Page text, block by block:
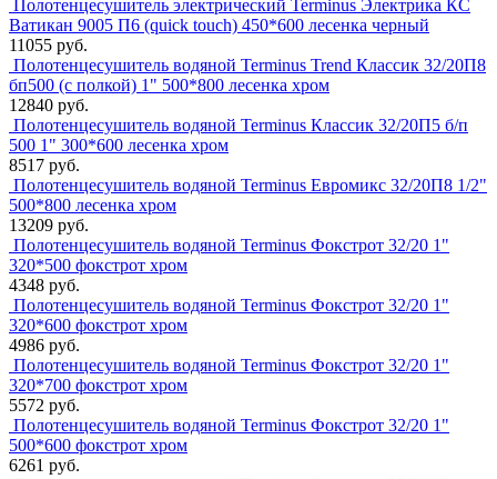
Полотенцесушитель электрический Terminus Электрика КС
Ватикан 9005 П6 (quick touch) 450*600 лесенка черный
11055 руб.
Полотенцесушитель водяной Terminus Trend Классик 32/20П8
бп500 (с полкой) 1" 500*800 лесенка хром
12840 руб.
Полотенцесушитель водяной Terminus Классик 32/20П5 б/п
500 1" 300*600 лесенка хром
8517 руб.
Полотенцесушитель водяной Terminus Евромикс 32/20П8 1/2"
500*800 лесенка хром
13209 руб.
Полотенцесушитель водяной Terminus Фокстрот 32/20 1"
320*500 фокстрот хром
4348 руб.
Полотенцесушитель водяной Terminus Фокстрот 32/20 1"
320*600 фокстрот хром
4986 руб.
Полотенцесушитель водяной Terminus Фокстрот 32/20 1"
320*700 фокстрот хром
5572 руб.
Полотенцесушитель водяной Terminus Фокстрот 32/20 1"
500*600 фокстрот хром
6261 руб.